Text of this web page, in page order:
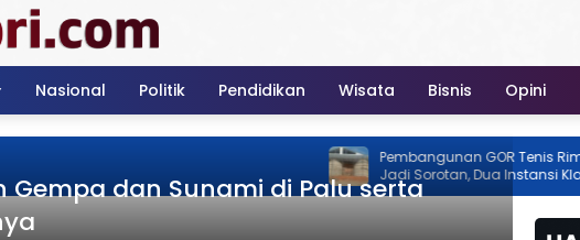
Nasional Politik Pendidikan Wisata Bisnis Opini
Pembangunan GOR Tenis Rimba Jaya
Jadi Sorotan, Dua Instansi Klaim
Ada Izin
Gempa dan Sunami di Palu serta